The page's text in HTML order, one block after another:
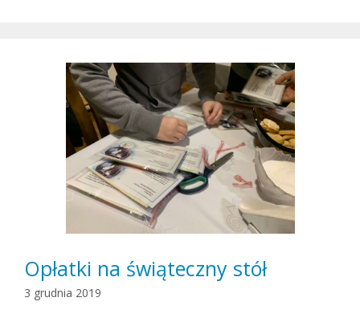
Opłatki na świąteczny stół
3 grudnia 2019